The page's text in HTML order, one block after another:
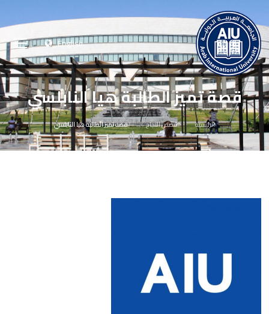
English
قصة تميز الطالبة هيا النابلسي
الرئيسية قصص النجاح قصة تميز الطالبة هيا النابلسي